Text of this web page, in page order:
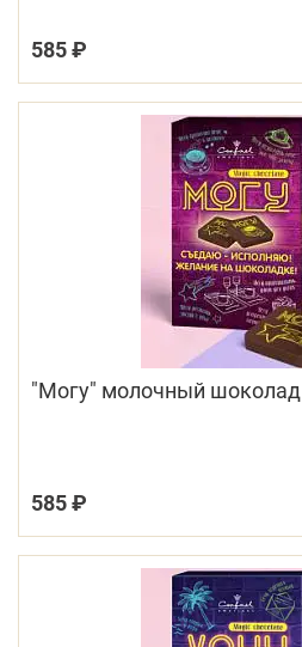
585 ₽
"Могу" молочный шоколад
585 ₽